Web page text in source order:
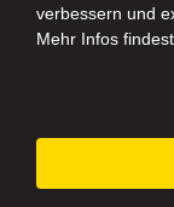
verbessern und
Mehr Infos